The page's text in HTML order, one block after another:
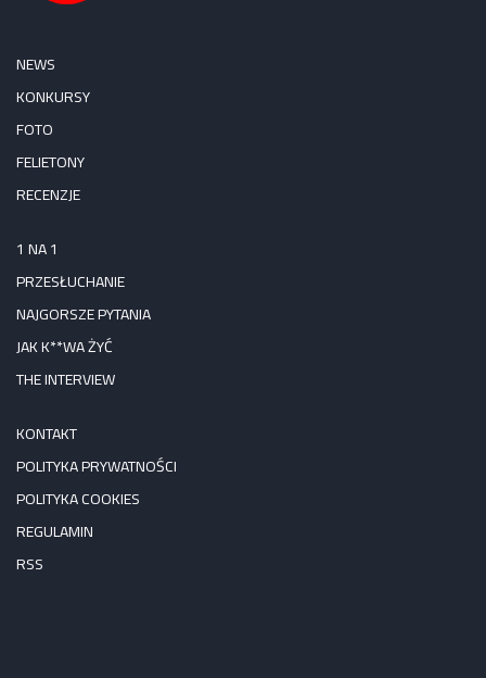
NEWS
KONKURSY
FOTO
FELIETONY
RECENZJE
1 NA 1
PRZESŁUCHANIE
NAJGORSZE PYTANIA
JAK K**WA ŻYĆ
THE INTERVIEW
KONTAKT
POLITYKA PRYWATNOŚCI
POLITYKA COOKIES
REGULAMIN
RSS